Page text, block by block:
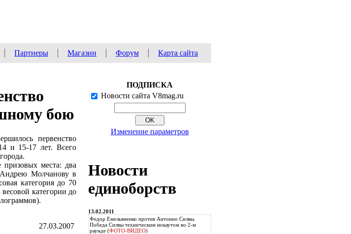
Партнеры Магазин Форум Карта сайта
бою
первенство
и 15-17 лет. Всего
призовых места: два
Андрею Молчанову в
категория до 70
категории до
27.03.2007
ПОДПИСКА
Новости сайта V8mag.ru
Изменение параметров
Новости
единоборств
13.02.2011
Федор Емельяненко против Антонио Силвы.
Победа Силвы техническим нокаутом во 2-м
раунде (ФОТО-ВИДЕО)